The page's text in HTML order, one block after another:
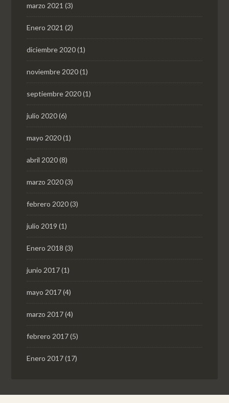
marzo 2021 (3)
Enero 2021 (2)
diciembre 2020(1)
noviembre 2020(1)
septiembre 2020(1)
julio 2020(6)
mayo 2020(1)
abril 2020(8)
marzo 2020(3)
febrero 2020(3)
julio 2019 (1)
Enero 2018 (3)
junio 2017(1)
mayo 2017(4)
marzo 2017(4)
febrero 2017(5)
Enero 2017(17)